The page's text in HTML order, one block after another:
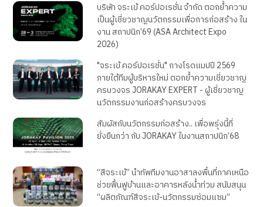
บริษัท จระเข้ คอร์ปอเรชั่น จำกัด ตอกย้ำความ
เป็นผู้เชี่ยวชาญนวัตกรรมเพื่อการก่อสร้าง ใน
งาน สถาปนิก’69 (ASA Architect Expo
2026)
"จระเข้ คอร์ปอเรชั่น" กางโรดแมปปี 2569
ภายใต้ทีมผู้บริหารใหม่ ตอกย้ำความเชี่ยวชาญ
ครบวงจร JORAKAY EXPERT - ผู้เชี่ยวชาญ
นวัตกรรมงานก่อสร้างครบวงจร
สัมผัสกับนวัตกรรมก่อสร้าง.. เพื่อพรุ่งนี้ที่
ยั่งยืนกว่า กับ JORAKAY ในงานสถาปนิก’68
“สีจระเข้” นำทัพทีมงานอาสาลงพื้นที่ภาคเหนือ
ช่วยฟื้นฟูบ้านและอาคารหลังน้ำท่วม สนับสนุน
“ผลิตภัณฑ์สีจระเข้-นวัตกรรมซ่อมแซม”